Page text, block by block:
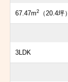
67.47m2 （20.4坪）
3LDK